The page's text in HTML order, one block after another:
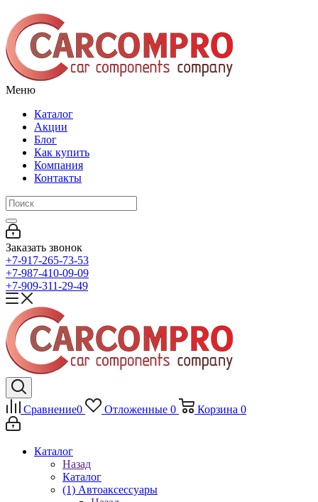
Меню
Каталог
Акции
Блог
Как купить
Компания
Контакты
Заказать звонок
+7-917-265-73-53
+7-987-410-09-09
+7-909-311-29-49
Сравнение0 Отложенные 0 Корзина 0
Каталог
Назад
Каталог
(1) Автоаксессуары